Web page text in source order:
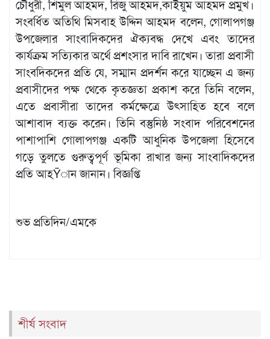
চৌধুরী, শিমুল আহমদ, রিজু আহমদ,কাইয়ুম আহমদ প্রমুখ।
সংবর্ধিত অতিথি মিসবাহ উদ্দিন আহমদ বলেন, গোলাপগঞ্জ
উপজেলার সাংবাদিকদের ঐক্যবদ্ধ দেখে এবং তাদের
কার্যক্রম সত্যিকার অর্থে প্রশংসার দাবি রাখেন। তারা প্রবাসী
সাংবদিকদের প্রতি যে, সম্মান প্রদর্শন করে যাচ্ছেন এ জন্য
প্রবাসীদের পক্ষ থেকে কৃতজ্ঞতা প্রকাশ করে তিনি বলেন,
এতে প্রবাসীরা তাদের কর্মক্ষেত্রে উৎসাহিত হবে বলে
আশাবাদ ব্যক্ত করেন। তিনি বস্তুনিষ্ঠ সংবাদ পরিবেশনের
পাশাপাশি গোলাপগঞ্জ একটি আধুনিক উপজেলা হিসেবে
গড়ে তুলতে গুরুত্বপূর্ণ ভূমিকা রাখার জন্য সাংবাদিকদের
প্রতি আহŸান জানান। বিজ্ঞপ্তি
শুভ প্রতিদিন/এমকে
শীর্ষ সংবাদ